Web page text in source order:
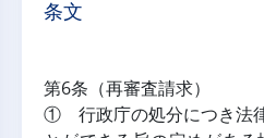
条文
第6条（再審査請求）
① 行政庁の処分につき法